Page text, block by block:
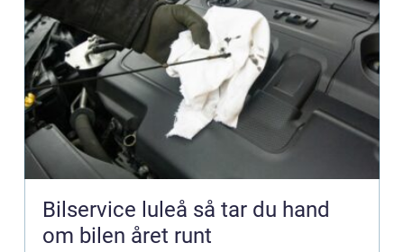
Bilservice luleå så tar du hand
om bilen året runt